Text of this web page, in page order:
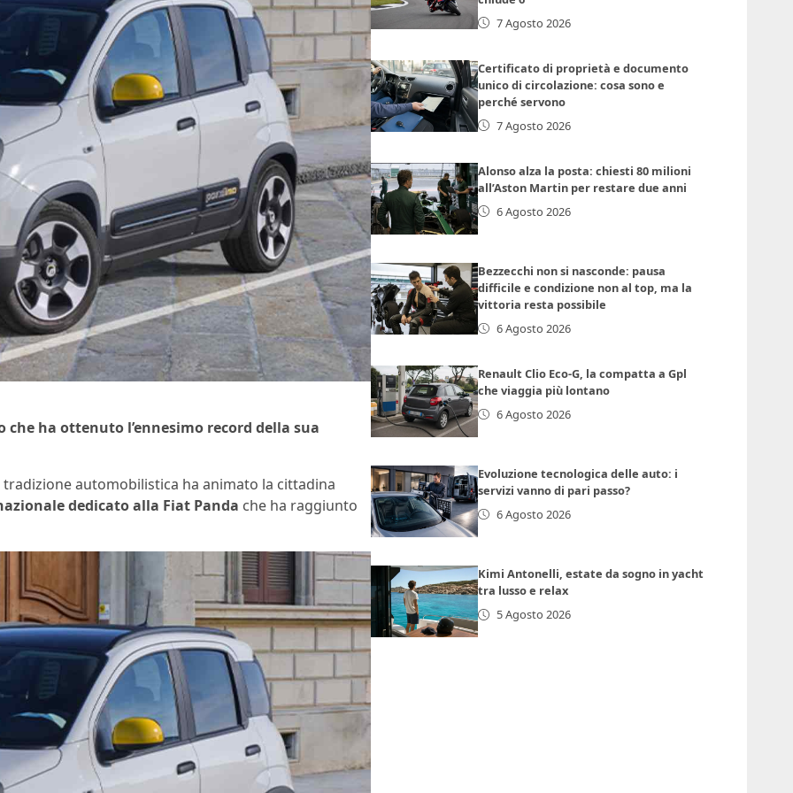
ha ottenuto l’ennesimo record della sua
automobilistica ha animato la cittadina
dedicato alla Fiat Panda che ha raggiunto
7 Agosto 2026
Certificato di proprietà e documento
unico di circolazione: cosa sono e
perché servono
7 Agosto 2026
Alonso alza la posta: chiesti 80 milioni
all’Aston Martin per restare due anni
6 Agosto 2026
Bezzecchi non si nasconde: pausa
difficile e condizione non al top, ma la
vittoria resta possibile
6 Agosto 2026
Renault Clio Eco-G, la compatta a Gpl
che viaggia più lontano
6 Agosto 2026
Evoluzione tecnologica delle auto: i
servizi vanno di pari passo?
6 Agosto 2026
Kimi Antonelli, estate da sogno in yacht
tra lusso e relax
5 Agosto 2026